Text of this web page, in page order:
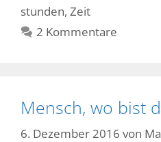
stunden, Zeit
2 Kommentare
Mensch, wo bist
6. Dezember 2016 von